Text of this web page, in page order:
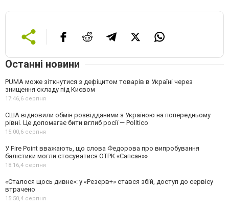
Останні новини
PUMA може зіткнутися з дефіцитом товарів в Україні через
знищення складу під Києвом
17:46,6 серпня
США відновили обмін розвідданими з Україною на попередньому
рівні. Це допомагає бити вглиб росії — Politico
15:00,6 серпня
У Fire Point вважають, що слова Федорова про випробування
балістики могли стосуватися ОТРК «Сапсан»»
18:16,4 серпня
«Сталося щось дивне»: у «Резерв+» стався збій, доступ до сервісу
втрачено
15:50,4 серпня